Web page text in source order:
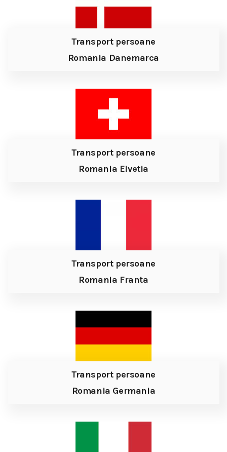
Transport persoane
Romania Danemarca
Transport persoane
Romania Elvetia
Transport persoane
Romania Franta
Transport persoane
Romania Germania